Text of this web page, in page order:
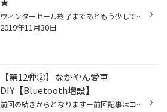
ウィンターセール終了まであともう少しです！ まだ間に合いますので冬タイヤのご購入にぜひいらしてくださいね(#^.^#)
2019年11月30日
【第12弾②】なかやん愛車
DIY【Bluetooth増設】
前回の続きからとなりますー前回記事はコチラからどぞ('ω')前回は使用していないバックカメラの音声端子をAUX端子化するところまで行いました 続いてはこの配線をアッパートレイに穴をあけて通し、Bluetoothレシーバーを接続します('ω') 作業手順 ①各種パネルを取り外していきます ■インテリアパネ...